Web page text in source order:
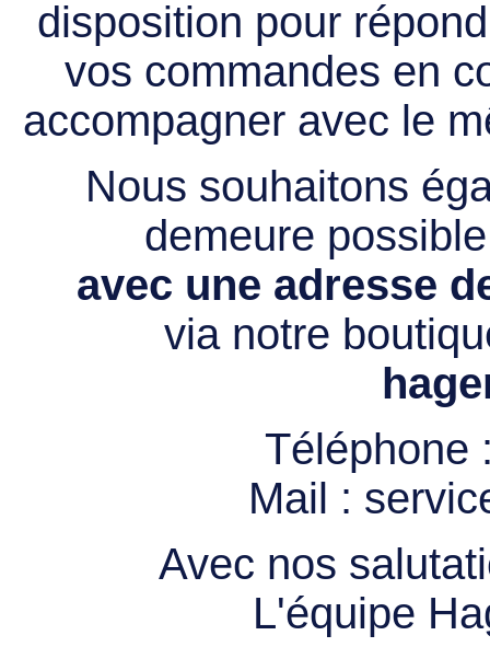
disposition pour
vos commandes en
accompagner avec le
Nous souhaitons
demeure
avec une adresse
via notre
Téléphone
Mail :
Avec nos
L'équipe